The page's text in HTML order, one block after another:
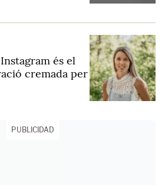
és el
cremada per
PUBLICIDAD